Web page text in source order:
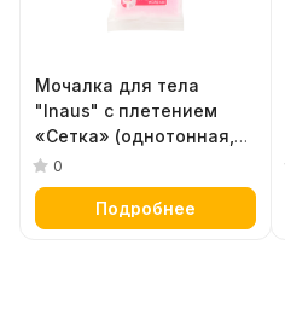
Мочалка для тела
"Inaus" с плетением
«Сетка» (однотонная,
мягкая) размер 28 х 96
см
0
Подробнее